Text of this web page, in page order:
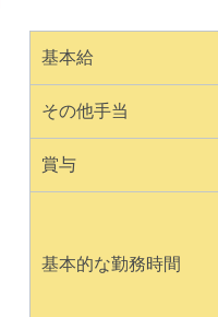
基本給
その他手当
賞与
基本的な勤務時間